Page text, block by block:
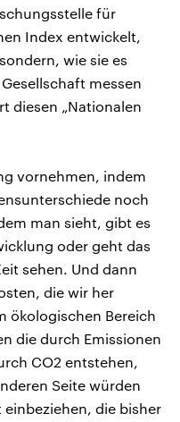
für
Index entwickelt,
wie sie es
messen
diesen „Nationalen
vornehmen, indem
noch
man sieht, gibt es
oder geht das
sehen. Und dann
die wir her
ökologischen Bereich
die durch Emissionen
CO2 entstehen,
Seite würden
die bisher